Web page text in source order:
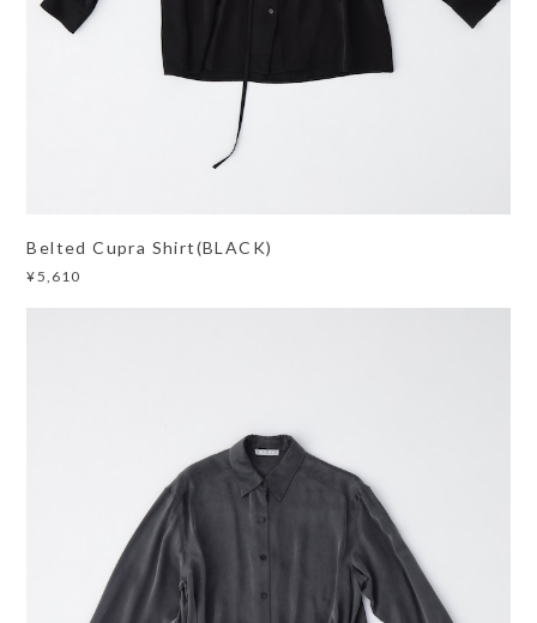
Belted Cupra Shirt(BLACK)
¥5,610